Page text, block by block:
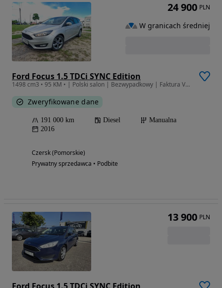
Ford Focus 1.5 TDCi SYNC Edition
1498 cm3 • 95 KM • | Polski salon | Bezwypadkowy | Faktura VAT 23%
Zweryfikowane dane
191 000 km Diesel
Manualna
2016
Czersk (Pomorskie)
Prywatny sprzedawca • Podbite
24 900 PLN
W granicach średniej
13 900 PLN